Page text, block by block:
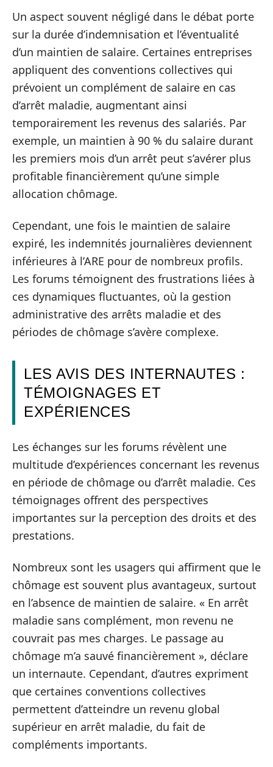
Un aspect souvent négligé dans le débat porte
sur la durée d’indemnisation et l’éventualité
d’un maintien de salaire. Certaines entreprises
appliquent des conventions collectives qui
prévoient un complément de salaire en cas
d’arrêt maladie, augmentant ainsi
temporairement les revenus des salariés. Par
exemple, un maintien à 90 % du salaire durant
les premiers mois d’un arrêt peut s’avérer plus
profitable financièrement qu’une simple
allocation chômage.
Cependant, une fois le maintien de salaire
expiré, les indemnités journalières deviennent
inférieures à l’ARE pour de nombreux profils.
Les forums témoignent des frustrations liées à
ces dynamiques fluctuantes, où la gestion
administrative des arrêts maladie et des
périodes de chômage s’avère complexe.
LES AVIS DES INTERNAUTES :
TÉMOIGNAGES ET
EXPÉRIENCES
Les échanges sur les forums révèlent une
multitude d’expériences concernant les revenus
en période de chômage ou d’arrêt maladie. Ces
témoignages offrent des perspectives
importantes sur la perception des droits et des
prestations.
Nombreux sont les usagers qui affirment que le
chômage est souvent plus avantageux, surtout
en l’absence de maintien de salaire. « En arrêt
maladie sans complément, mon revenu ne
couvrait pas mes charges. Le passage au
chômage m’a sauvé financièrement », déclare
un internaute. Cependant, d’autres expriment
que certaines conventions collectives
permettent d’atteindre un revenu global
supérieur en arrêt maladie, du fait de
compléments importants.